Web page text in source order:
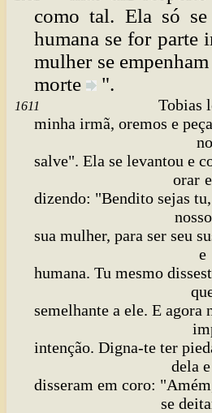
como tal. Ela só se
humana se for parte
mulher se
morte
".
1611
Tobias levantou-
minha irmã, oremos e
nosso Senhor
salve". Ela se levantou e
orar e a pedir para
dizendo: "Bendito sejas
nossos pais... Tu
sua mulher, para ser seu
e amparo, e para
humana. Tu mesmo
que o homem
semelhante a ele. E agora
impuro que tomo
intenção. Digna-te ter
dela e conduzir-
disseram em coro:
se deitaram para